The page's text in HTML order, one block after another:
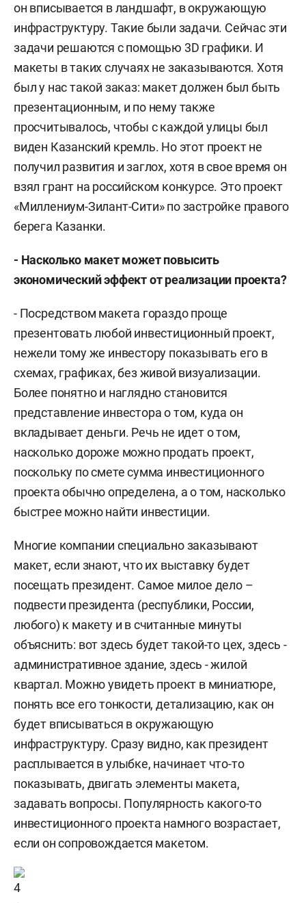
он вписывается в ландшафт, в окружающую
инфраструктуру. Такие были задачи. Сейчас эти
задачи решаются с помощью 3D графики. И
макеты в таких случаях не заказываются. Хотя
был у нас такой заказ: макет должен был быть
презентационным, и по нему также
просчитывалось, чтобы с каждой улицы был
виден Казанский кремль. Но этот проект не
получил развития и заглох, хотя в свое время он
взял грант на российском конкурсе. Это проект
«Миллениум-Зилант-Сити» по застройке правого
берега Казанки.
- Насколько макет может повысить
экономический эффект от реализации проекта?
- Посредством макета гораздо проще
презентовать любой инвестиционный проект,
нежели тому же инвестору показывать его в
схемах, графиках, без живой визуализации.
Более понятно и наглядно становится
представление инвестора о том, куда он
вкладывает деньги. Речь не идет о том,
насколько дороже можно продать проект,
поскольку по смете сумма инвестиционного
проекта обычно определена, а о том, насколько
быстрее можно найти инвестиции.
Многие компании специально заказывают
макет, если знают, что их выставку будет
посещать президент. Самое милое дело –
подвести президента (республики, России,
любого) к макету и в считанные минуты
объяснить: вот здесь будет такой-то цех, здесь -
административное здание, здесь - жилой
квартал. Можно увидеть проект в миниатюре,
понять все его тонкости, детализацию, как он
будет вписываться в окружающую
инфраструктуру. Сразу видно, как президент
расплывается в улыбке, начинает что-то
показывать, двигать элементы макета,
задавать вопросы. Популярность какого-то
инвестиционного проекта намного возрастает,
если он сопровождается макетом.